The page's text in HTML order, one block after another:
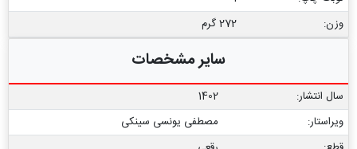
وزن:
272 گرم
سایر مشخصات
سال انتشار:
1402
ویراستار:
مصطفی یونسی سینکی